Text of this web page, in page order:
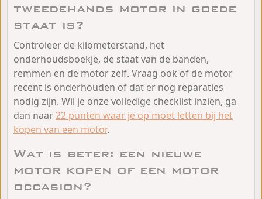
tweedehands motor in goede
staat is?
Controleer de kilometerstand, het
onderhoudsboekje, de staat van de banden,
remmen en de motor zelf. Vraag ook of de motor
recent is onderhouden of dat er nog reparaties
nodig zijn. Wil je onze volledige checklist inzien, ga
dan naar22 punten waar je op moet letten bij het
kopen van een motor.
Wat is beter: een nieuwe
motor kopen of een motor
occasion?